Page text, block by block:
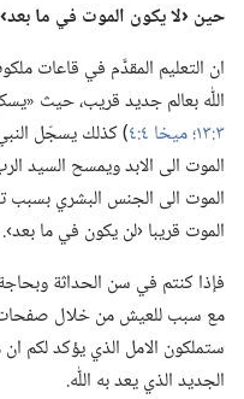
حين ‹لا يكون الموت في ما بعد›‏
ان التعليم المقدَّم في قاعات
اللّٰه بعالم جديد قريب،‏ حيث
٣:‏١٣؛‏
ميخا ٤:‏٤
‏)‏ كذلك يسجّل
الموت الى الابد ويمسح السيد
الموت الى الجنس البشري بسبب
الموت قريبا ‹لن يكون في ما
فإذا كنتم في سن الحداثة
مع سبب للعيش من خلال صفحات
ستملكون الامل الذي يؤكد لكم
الجديد الذي يعد به اللّٰه.‏